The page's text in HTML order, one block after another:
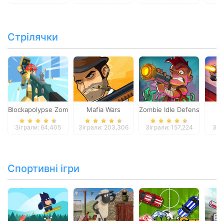
Стрілячки
Blockapolypse Zombie Shooter
Зіграли: 64,405
Mafia Wars
Зіграли: 203,306
Zombie Idle Defense
Зіграли: 157,224
Спортивні ігри